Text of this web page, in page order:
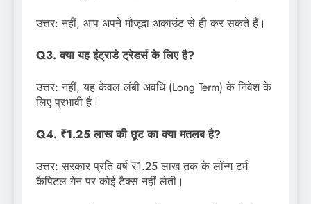
उत्तर: नहीं, आप अपने मौजूदा अकाउंट से ही कर सकते हैं।
Q3. क्या यह इंट्राडे ट्रेडर्स के लिए है?
उत्तर: नहीं, यह केवल लंबी अवधि (Long Term) के निवेश के
लिए प्रभावी है।
Q4. ₹1.25 लाख की छूट का क्या मतलब है?
उत्तर: सरकार प्रति वर्ष ₹1.25 लाख तक के लॉन्ग टर्म
कैपिटल गेन पर कोई टैक्स नहीं लेती।